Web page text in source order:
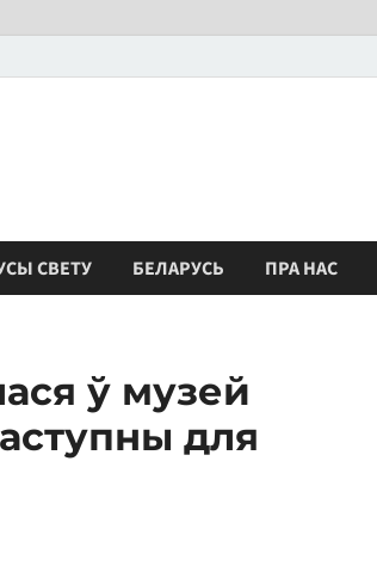
СВЕТУ БЕЛАРУСЬ ПРА НАС
ў музей
для